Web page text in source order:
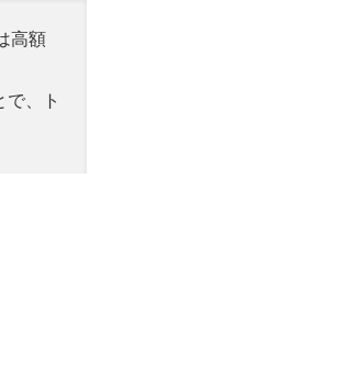
高額
で、ト